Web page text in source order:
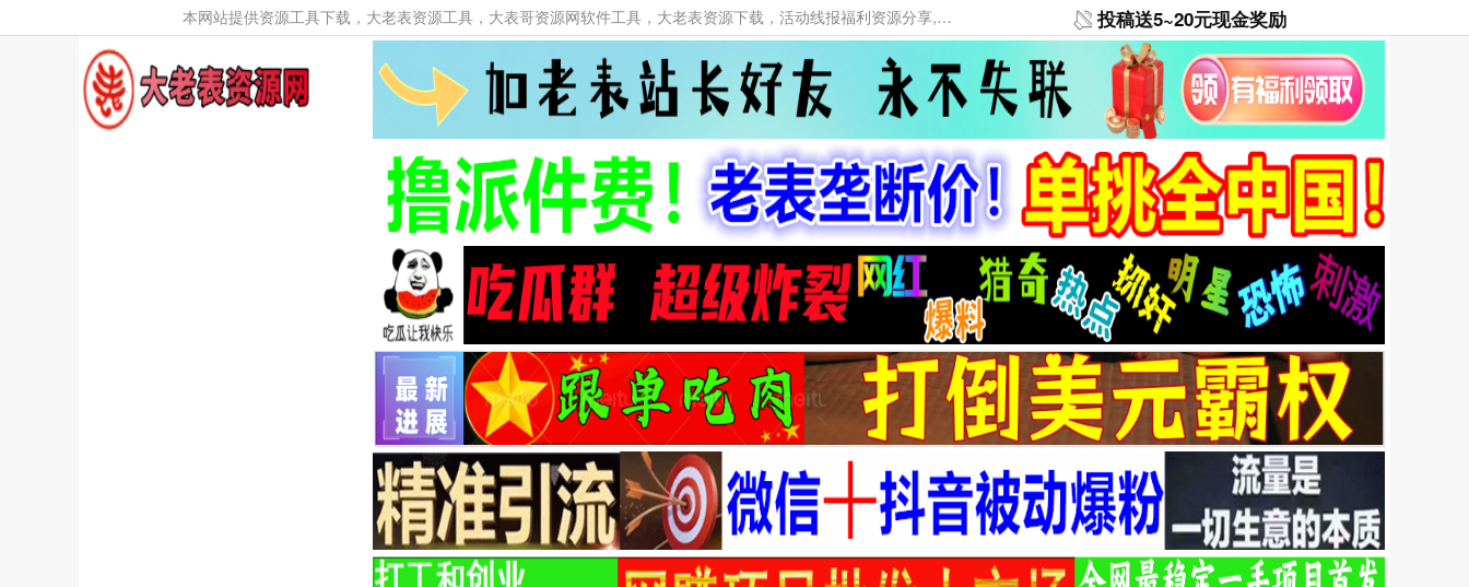
本网站提供资源工具下载，大老表资源工具，大表哥资源网软件工具，大老表资源下载，活动线报福利资源分享,活动线报，大型网游经典游戏，网络热门技术游戏辅助交流与分享。 投稿送5~20元现金奖励